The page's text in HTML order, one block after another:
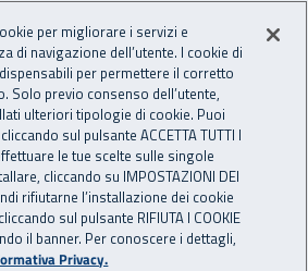
Nazionale
Apri cerca
principale
in:
News
per migliorare i servizi e
di navigazione dell’utente. I cookie di
per permettere il corretto
Solo previo consenso dell’utente,
ulteriori tipologie di cookie. Puoi
sul pulsante ACCETTA TUTTI I
le tue scelte sulle singole
cliccando su IMPOSTAZIONI DEI
rifiutarne l’installazione dei cookie
sul pulsante RIFIUTA I COOKIE
il banner. Per conoscere i dettagli,
Privacy.